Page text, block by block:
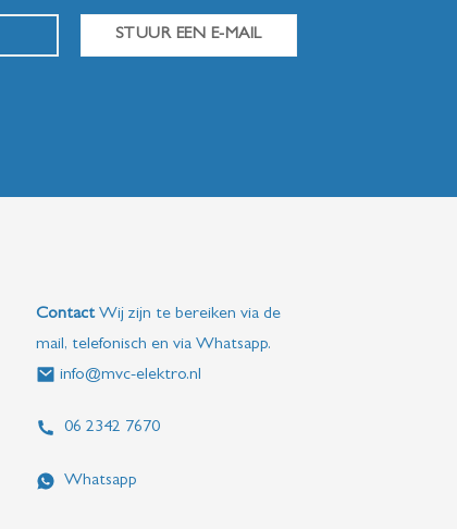
STUUR EEN E-MAIL
ContactWij zijn te bereiken via de
mail, telefonisch en via Whatsapp.
info@mvc-elektro.nl
06 2342 7670
Whatsapp